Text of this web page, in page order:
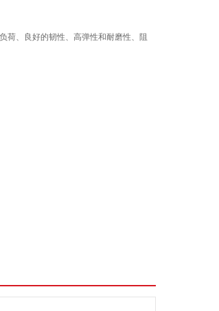
荷、良好的韧性、高弹性和耐磨性、阻